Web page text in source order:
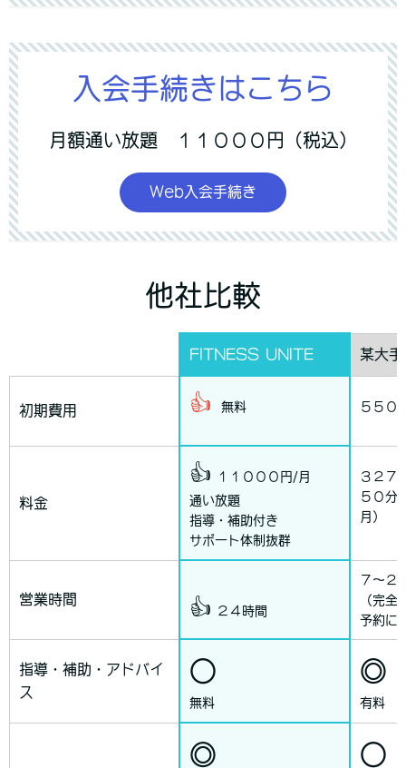
入会手続きはこちら
月額通い放題 １１０００円（税込）
Web入会手続き
他社比較
FITNESS UNITE 某大
初期費用 👍 無料 ５５０
料金
👍 １１０００円/月
通い放題
指導・補助付き
サポート体制抜群
３２７
５０分
月）
営業時間 👍 ２４時間
７〜２
（完全
予約に
指導・補助・アドバイ
ス
○
無料
◎
有料
◎ ○